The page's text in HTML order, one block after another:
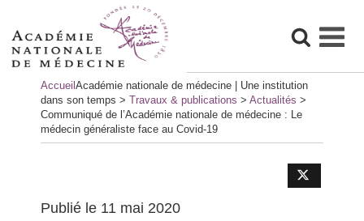
Accueil Académie nationale de médecine | Une institution
dans son temps > Travaux & publications > Actualités >
Communiqué de l’Académie nationale de médecine : Le
médecin généraliste face au Covid-19
Publié le 11 mai 2020